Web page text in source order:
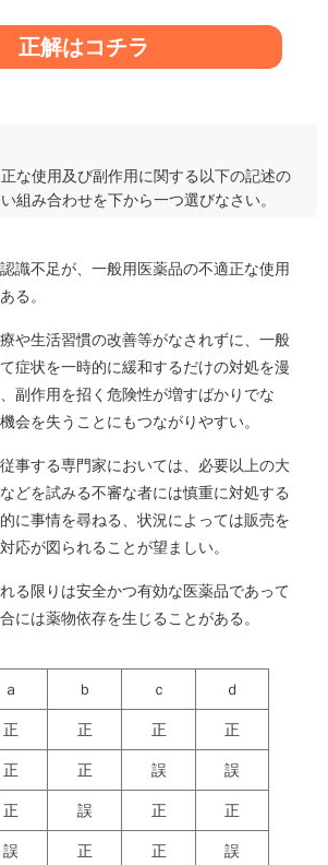
正解はコチラ
な使用及び副作用に関する以下の記述の
組み合わせを下から一つ選びなさい。
識不足が、一般用医薬品の不適正な使用
る。
や生活習慣の改善等がなされずに、一般
症状を一時的に緩和するだけの対処を漫
副作用を招く危険性が増すばかりでな
会を失うことにもつながりやすい。
事する専門家においては、必要以上の大
どを試みる不審な者には慎重に対処する
に事情を尋ねる、状況によっては販売を
応が図られることが望ましい。
る限りは安全かつ有効な医薬品であって
には薬物依存を生じることがある。
ａ ｂ ｃ ｄ
正 正 正 正
正 正 誤 誤
正 誤 正 正
誤 正 正 誤